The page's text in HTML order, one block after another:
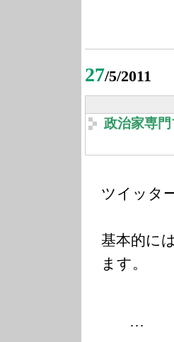
27/5/2011
政治家専
ツイッタ
基本的に
ます。
…